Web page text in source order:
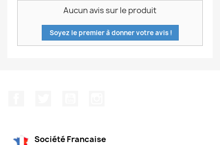
Aucun avis sur le produit
Soyez le premier à donner votre avis !
Société Francaise